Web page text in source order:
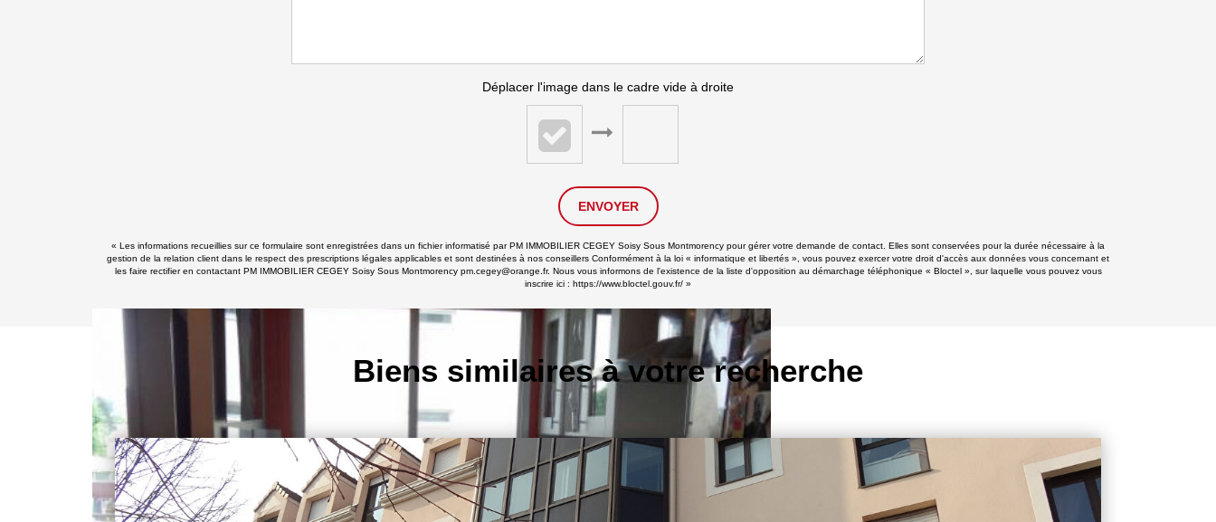
Déplacer l'image dans le cadre vide à droite
ENVOYER
« Les informations recueillies sur ce formulaire sont enregistrées dans un fichier informatisé par PM IMMOBILIER CEGEY Soisy Sous Montmorency pour gérer votre demande de contact. Elles sont conservées pour la durée nécessaire à la
gestion de la relation client dans le respect des prescriptions légales applicables et sont destinées à nos conseillers Conformément à la loi « informatique et libertés », vous pouvez exercer votre droit d'accès aux données vous concernant et
les faire rectifier en contactant PM IMMOBILIER CEGEY Soisy Sous Montmorency pm.cegey@orange.fr. Nous vous informons de l'existence de la liste d'opposition au démarchage téléphonique « Bloctel », sur laquelle vous pouvez vous
inscrire ici : https://www.bloctel.gouv.fr/ »
Biens similaires à votre recherche